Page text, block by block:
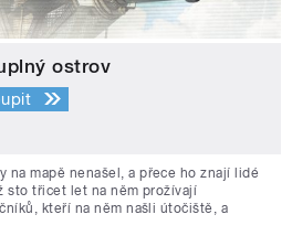
ostrov
na mapě nenašel, a přece ho znají lidé
sto třicet let na něm prožívají
kteří na něm našli útočiště, a